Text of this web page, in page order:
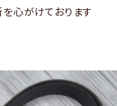
心がけております